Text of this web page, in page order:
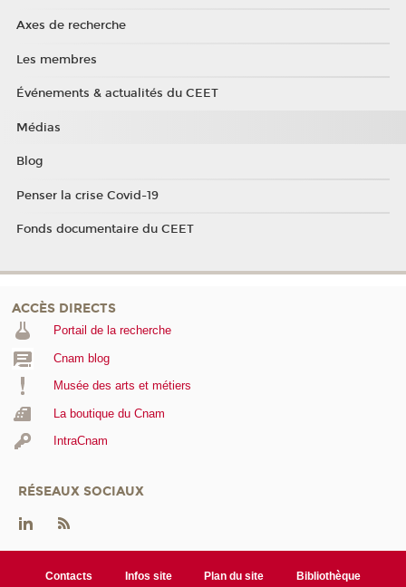
Axes de recherche
Les membres
Événements & actualités du CEET
Médias
Blog
Penser la crise Covid-19
Fonds documentaire du CEET
ACCÈS DIRECTS
Portail de la recherche
Cnam blog
Musée des arts et métiers
La boutique du Cnam
IntraCnam
RÉSEAUX SOCIAUX
Contacts Infos site Plan du site Bibliothèque